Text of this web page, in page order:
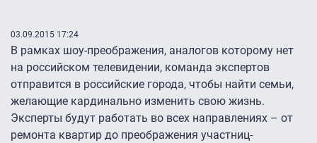
03.09.2015 17:24
В рамках шоу-преображения, аналогов которому нет
на российском телевидении, команда экспертов
отправится в российские города, чтобы найти семьи,
желающие кардинально изменить свою жизнь.
Эксперты будут работать во всех направлениях – от
ремонта квартир до преображения участниц-